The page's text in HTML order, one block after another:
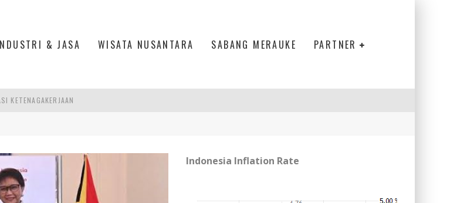
& JASA WISATA NUSANTARA SABANG MERAUKE PARTNER
KETENAGAKERJAAN
LULUSAN PERGURUAN TINGGI PENTING
EKONOMI YANG KIAN TANGGUH DAN BERKELANJUTAN
Indonesia Inflation Rate